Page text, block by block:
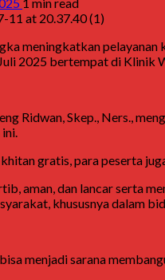
meningkatkan
2025 bertempat di Klinik
Ridwan, Skep., Ners.,
gratis, para peserta
aman, dan lancar serta
khususnya dalam
menjadi sarana